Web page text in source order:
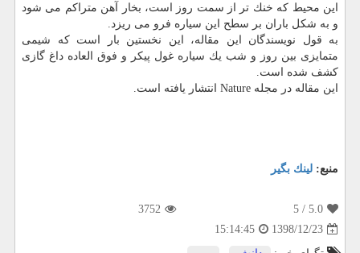
این محیط كه خنك تر از سمت روز است، بخار آهن متراكم می شود
و به شكل باران بر سطح این سیاره فرو می ریزد.
به قول نویسندگان این مقاله، این نخستین بار است كه شیمی
متمایزی بین روز و شب یك سیاره غول پیكر و فوق العاده داغ گازی
كشف شده است.
این مقاله در مجله Nature انتشار یافته است.
منبع: لینك بگیر
5.0
/ 5
3752
1398/12/23
15:14:45